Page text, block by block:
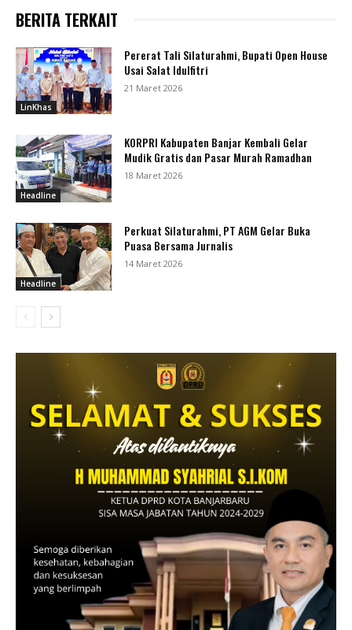
BERITA TERKAIT
LinKhas
Pererat Tali Silaturahmi, Bupati Open House
Usai Salat Idulfitri
21 Maret 2026
Headline
KORPRI Kabupaten Banjar Kembali Gelar
Mudik Gratis dan Pasar Murah Ramadhan
18 Maret 2026
Headline
Perkuat Silaturahmi, PT AGM Gelar Buka
Puasa Bersama Jurnalis
14 Maret 2026